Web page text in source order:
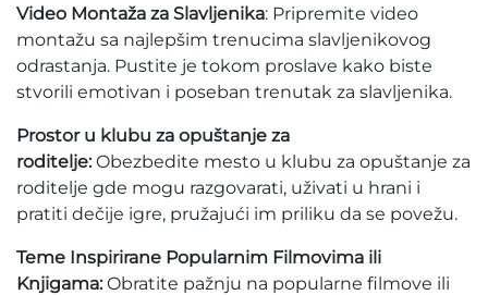
Video Montaža za Slavljenika: Pripremite video
montažu sa najlepšim trenucima slavljenikovog
odrastanja. Pustite je tokom proslave kako biste
stvorili emotivan i poseban trenutak za slavljenika.
Prostor u klubu za opuštanje za
roditelje:Obezbedite mesto u klubu za opuštanje za
roditelje gde mogu razgovarati, uživati u hrani i
pratiti dečije igre, pružajući im priliku da se povežu.
Teme Inspirirane Popularnim Filmovima ili
Knjigama:Obratite pažnju na popularne filmove ili